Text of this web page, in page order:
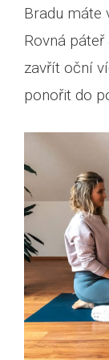
Bradu máte
Rovná
zavřít oční
ponořit do